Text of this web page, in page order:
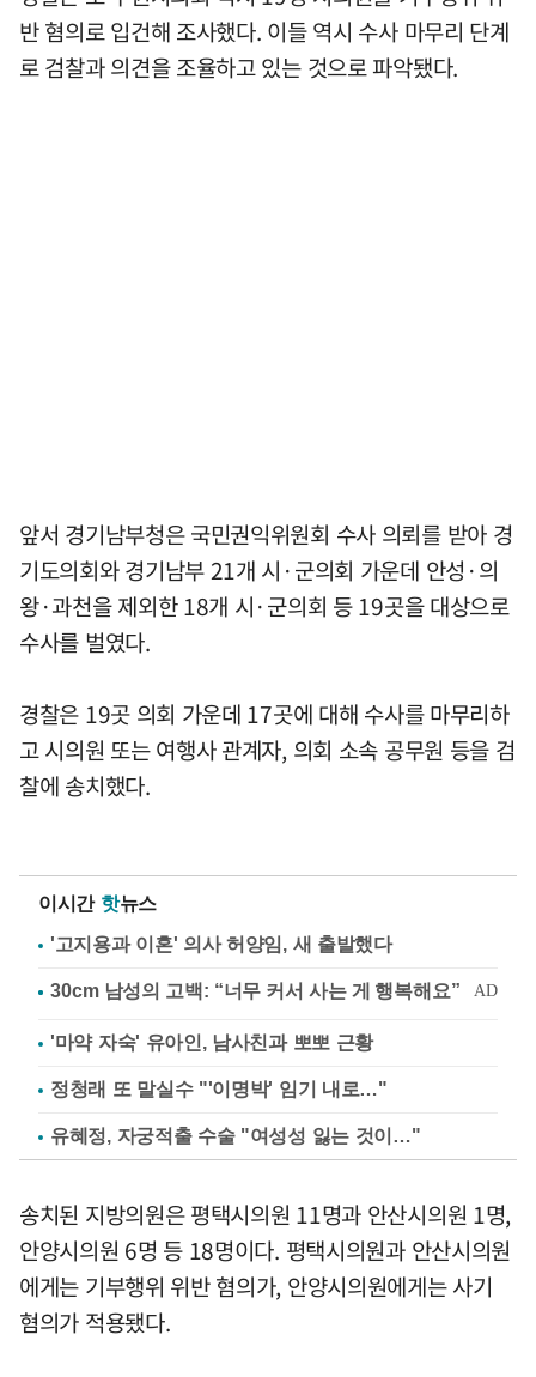
반 혐의로 입건해 조사했다. 이들 역시 수사 마무리 단계
로 검찰과 의견을 조율하고 있는 것으로 파악됐다.
앞서 경기남부청은 국민권익위원회 수사 의뢰를 받아 경
기도의회와 경기남부 21개 시·군의회 가운데 안성·의
왕·과천을 제외한 18개 시·군의회 등 19곳을 대상으로
수사를 벌였다.
경찰은 19곳 의회 가운데 17곳에 대해 수사를 마무리하
고 시의원 또는 여행사 관계자, 의회 소속 공무원 등을 검
찰에 송치했다.
이시간 핫뉴스
'고지용과 이혼' 의사 허양임, 새 출발했다
'마약 자숙' 유아인, 남사친과 뽀뽀 근황
정청래 또 말실수 "'이명박' 임기 내로…"
유혜정, 자궁적출 수술 "여성성 잃는 것이…"
송치된 지방의원은 평택시의원 11명과 안산시의원 1명,
안양시의원 6명 등 18명이다. 평택시의원과 안산시의원
에게는 기부행위 위반 혐의가, 안양시의원에게는 사기
혐의가 적용됐다.